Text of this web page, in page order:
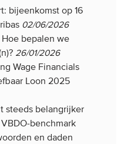
bijeenkomst op 16
02/06/2026
Hoe bepalen we
26/01/2026
Wage Financials
Loon 2025
steeds belangrijker
benchmark
en daden